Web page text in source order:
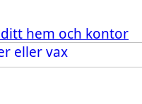
hem och kontor